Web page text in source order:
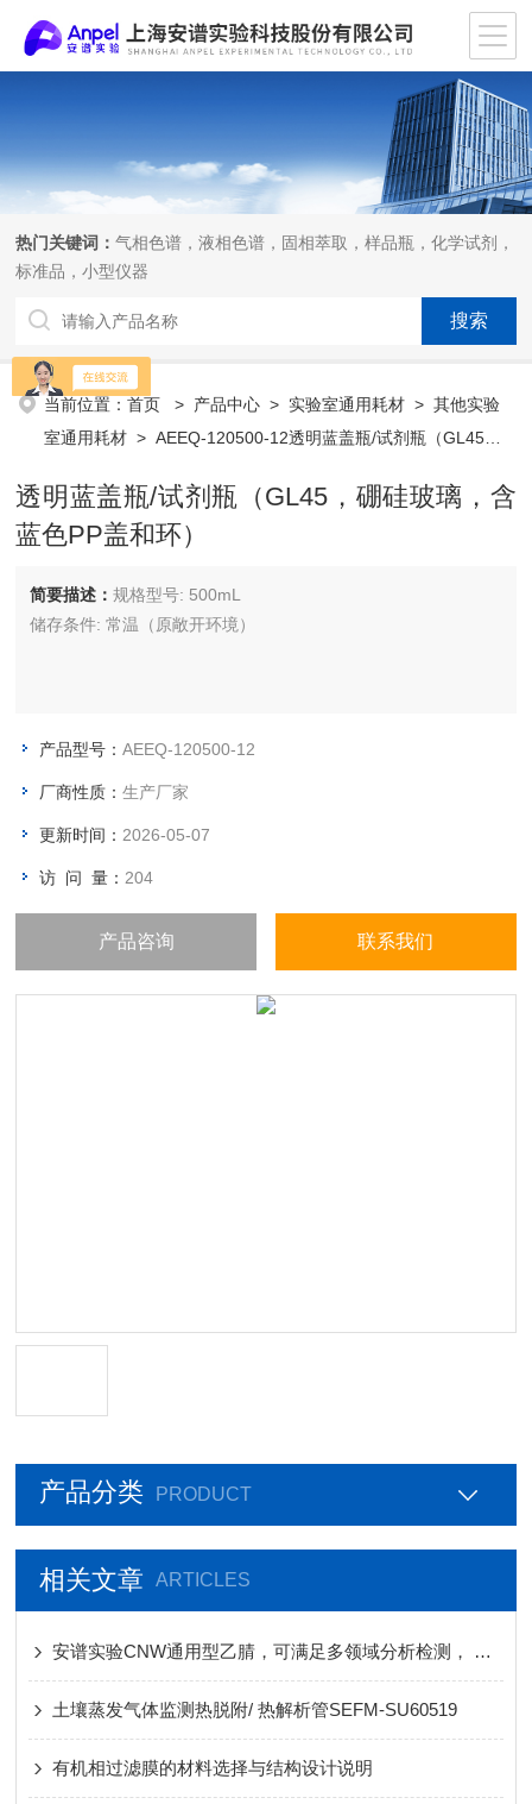
热门关键词：气相色谱，液相色谱，固相萃取，样品瓶，化学试剂，
标准品，小型仪器
当前位置：首页 > 产品中心 > 实验室通用耗材 >其他实验
室通用耗材 > AEEQ-120500-12透明蓝盖瓶/试剂瓶（GL45，
透明蓝盖瓶/试剂瓶（GL45，硼硅玻璃，含
蓝色PP盖和环）
简要描述：规格型号: 500mL
储存条件: 常温（原敞开环境）
产品型号：AEEQ-120500-12
厂商性质：生产厂家
更新时间： 2026-05-07
访 问 量： 204
产品咨询 联系我们
产品分类 PRODUCT
相关文章 ARTICLES
安谱实验CNW通用型乙腈，可满足多领域分析检测， 一瓶多用，创造更多价值
土壤蒸发气体监测热脱附/ 热解析管SEFM-SU60519
有机相过滤膜的材料选择与结构设计说明